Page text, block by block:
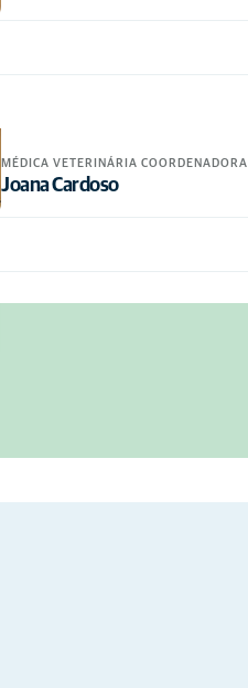
MÉDICA VETERINÁRIA COORDENADORA
Joana Cardoso